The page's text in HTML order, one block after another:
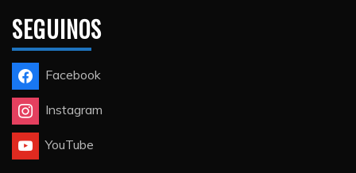
SEGUINOS
Facebook
Instagram
YouTube